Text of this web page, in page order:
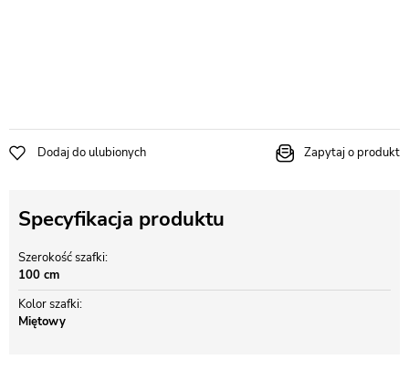
Dodaj do ulubionych Zapytaj o produkt
Specyfikacja produktu
Szerokość szafki
100 cm
Kolor szafki
Miętowy